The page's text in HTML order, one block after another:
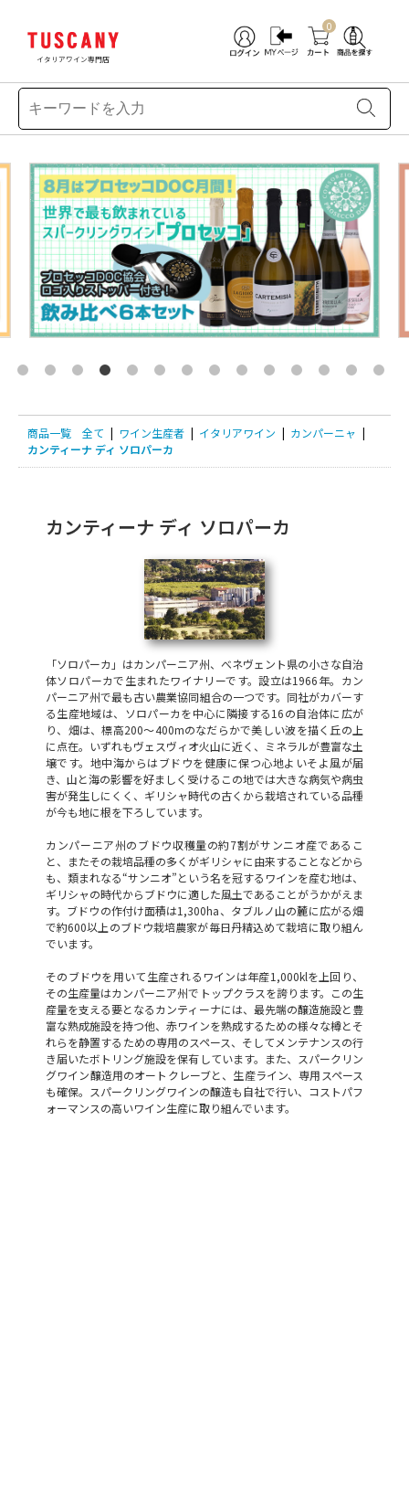
イタリアワイン専門店
0
商品一覧 全て | ワイン生産者 | イタリアワイン | カンパーニャ |
カンティーナ ディ ソロパーカ
カンティーナ ディ ソロパーカ
「ソロパーカ」はカンパーニア州、べネヴェント県の小さな自治
体ソロパーカで生まれたワイナリーです。設立は1966年。カン
パーニア州で最も古い農業協同組合の一つです。同社がカバーす
る生産地域は、ソロパーカを中心に隣接する16の自治体に広が
り、畑は、標高200～400mのなだらかで美しい波を描く丘の上
に点在。いずれもヴェスヴィオ火山に近く、ミネラルが豊富な土
壌です。地中海からはブドウを健康に保つ心地よいそよ風が届
き、山と海の影響を好ましく受けるこの地では大きな病気や病虫
害が発生しにくく、ギリシャ時代の古くから栽培されている品種
が今も地に根を下ろしています。
カンパーニア州のブドウ収穫量の約7割がサンニオ産であるこ
と、またその栽培品種の多くがギリシャに由来することなどから
も、類まれなる“サンニオ”という名を冠するワインを産む地は、
ギリシャの時代からブドウに適した風土であることがうかがえま
す。ブドウの作付け面積は1,300ha、タブルノ山の麓に広がる畑
で約600以上のブドウ栽培農家が毎日丹精込めて栽培に取り組ん
でいます。
そのブドウを用いて生産されるワインは年産1,000klを上回り、
その生産量はカンパーニア州でトップクラスを誇ります。この生
産量を支える要となるカンティーナには、最先端の醸造施設と豊
富な熟成施設を持つ他、赤ワインを熟成するための様々な樽とそ
れらを静置するための専用のスペース、そしてメンテナンスの行
き届いたボトリング施設を保有しています。また、スパークリン
グワイン醸造用のオートクレーブと、生産ライン、専用スペース
も確保。スパークリングワインの醸造も自社で行い、コストパフ
ォーマンスの高いワイン生産に取り組んでいます。